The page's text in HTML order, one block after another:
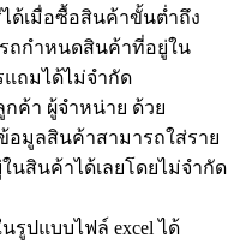
ด้เมื่อซื้อสินค้าขั้นต่ำถึง
ถกำหนดสินค้าที่อยู่ใน
แถมได้ไม่จำกัด
ค้า ผู้จำหน่าย ด้วย
อมูลสินค้าสามารถใส่ราย
นสินค้าได้เลยโดยไม่จำกัด
ปแบบไฟล์ excel ได้